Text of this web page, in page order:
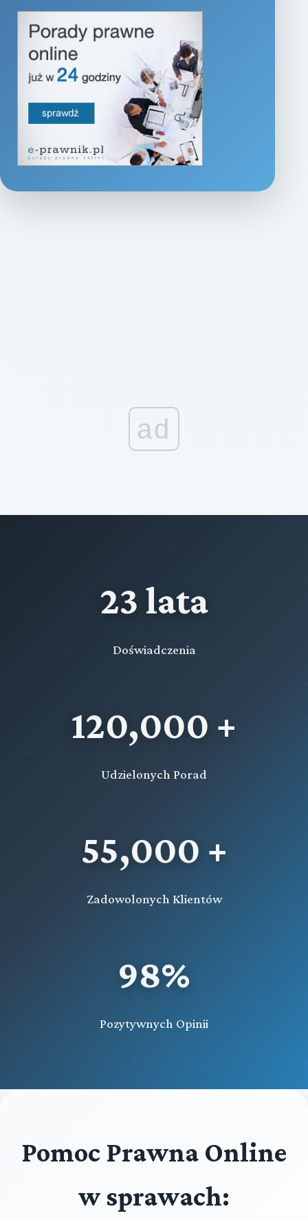
ad
23 lata
Doświadczenia
120,000 +
Udzielonych Porad
55,000 +
Zadowolonych Klientów
98%
Pozytywnych Opinii
Pomoc Prawna Online
w sprawach: